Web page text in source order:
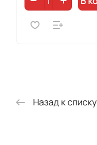
Назад к списку